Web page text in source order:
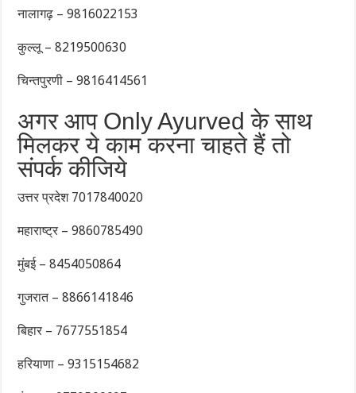
नालागढ़ – 9816022153
कुल्लू – 8219500630
चिन्तपुरणी – 9816414561
अगर आप Only Ayurved के साथ
मिलकर ये काम करना चाहते हैं तो
संपर्क कीजिये
उत्तर प्रदेश 7017840020
महाराष्ट्र – 9860785490
मुंबई – 8454050864
गुजरात – 8866141846
बिहार – 7677551854
हरियाणा – 9315154682